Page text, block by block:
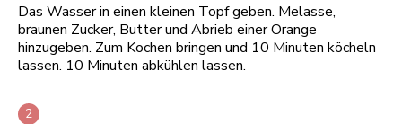
Das Wasser in einen kleinen Topf geben. Melasse,
braunen Zucker, Butter und Abrieb einer Orange
hinzugeben. Zum Kochen bringen und 10 Minuten köcheln
lassen. 10 Minuten abkühlen lassen.